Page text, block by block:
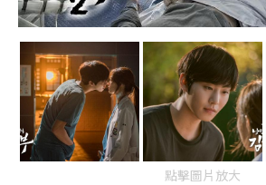
點擊圖片放大